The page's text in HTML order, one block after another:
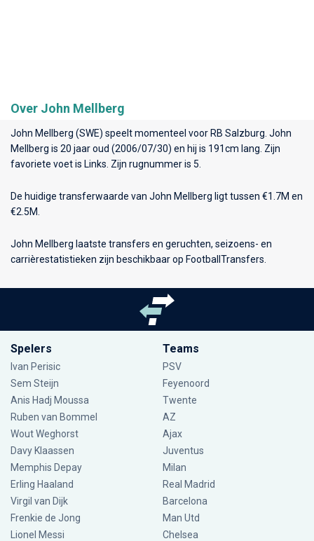
Over John Mellberg
John Mellberg (SWE) speelt momenteel voor RB Salzburg . John
Mellberg is 20 jaar oud (2006/07/30) en hij is 191cm lang. Zijn
favoriete voet is Links. Zijn rugnummer is 5.
De huidige transferwaarde van John Mellberg ligt tussen €1.7M en
€2.5M.
John Mellberg laatste transfers en geruchten, seizoens- en
carrièrestatistieken zijn beschikbaar op FootballTransfers.
Spelers
Ivan Perisic
Sem Steijn
Anis Hadj Moussa
Ruben van Bommel
Wout Weghorst
Davy Klaassen
Memphis Depay
Erling Haaland
Virgil van Dijk
Frenkie de Jong
Lionel Messi
Teams
PSV
Feyenoord
Twente
AZ
Ajax
Juventus
Milan
Real Madrid
Barcelona
Man Utd
Chelsea